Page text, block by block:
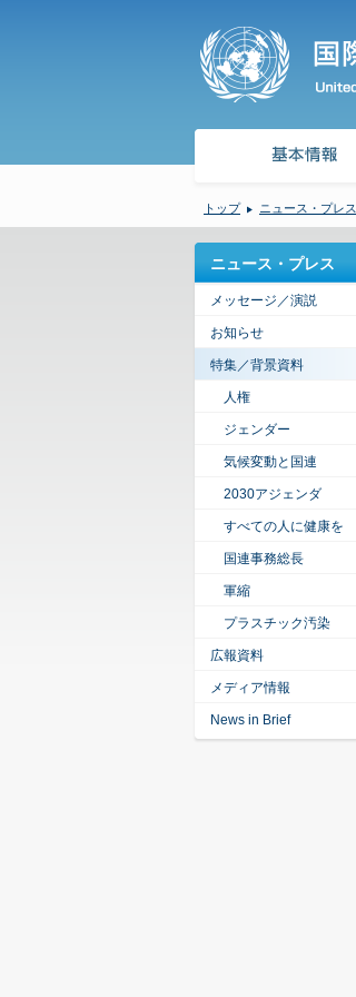
トップ ニュース・プレス
ニュース・プレス
メッセージ／演説
お知らせ
特集／背景資料
人権
ジェンダー
気候変動と国連
2030アジェンダ
すべての人に健康を
国連事務総長
軍縮
プラスチック汚染
広報資料
メディア情報
News in Brief